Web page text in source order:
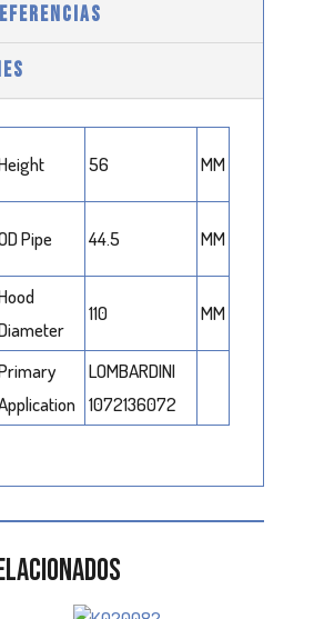
56 MM
Pipe 44.5 MM
110 MM
LOMBARDINI
1072136072